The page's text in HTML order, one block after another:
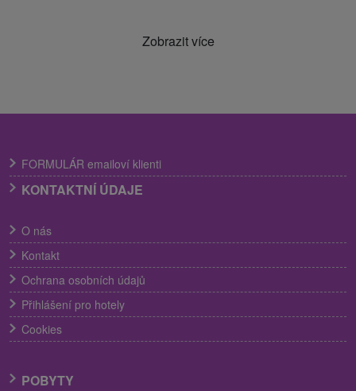
Zobrazit více
FORMULÁR emailoví klienti
KONTAKTNÍ ÚDAJE
O nás
Kontakt
Ochrana osobních údajů
Přihlášení pro hotely
Cookies
POBYTY